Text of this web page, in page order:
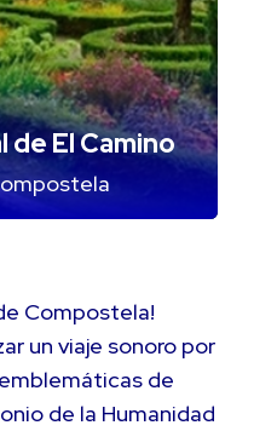
El Camino
Compostela!
un viaje sonoro por
de
de la Humanidad